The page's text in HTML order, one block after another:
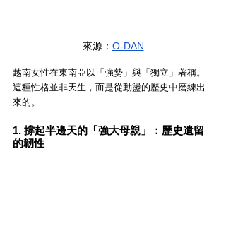
來源： O-DAN
越南女性在東南亞以「強勢」與「獨立」著稱。
這種性格並非天生，而是從動盪的歷史中磨練出
來的。
1. 撐起半邊天的「強大母親」：歷史遺留
的韌性